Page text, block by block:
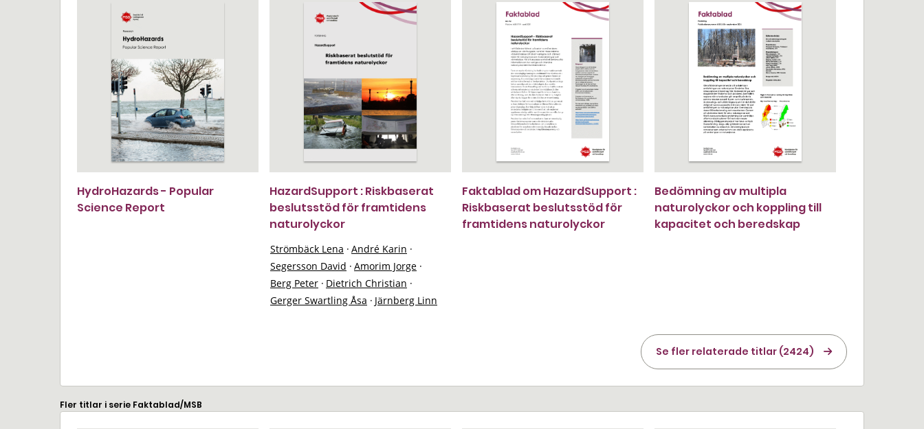
HydroHazards - Popular
Science Report
HazardSupport : Riskbaserat
beslutsstöd för framtidens
naturolyckor
Strömbäck Lena · André Karin ·
Segersson David · Amorim Jorge ·
Berg Peter · Dietrich Christian ·
Gerger Swartling Åsa · Järnberg Linn
Faktablad om HazardSupport :
Riskbaserat beslutsstöd för
framtidens naturolyckor
Bedömning av multipla
naturolyckor och koppling till
kapacitet och beredskap
Se fler relaterade titlar (2424)
Fler titlar i serie Faktablad/MSB